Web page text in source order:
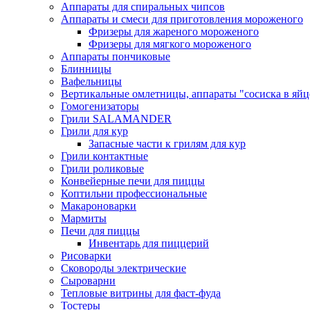
Аппараты для спиральных чипсов
Аппараты и смеси для приготовления мороженого
Фризеры для жареного мороженого
Фризеры для мягкого мороженого
Аппараты пончиковые
Блинницы
Вафельницы
Вертикальные омлетницы, аппараты "сосиска в
Гомогенизаторы
Грили SALAMANDER
Грили для кур
Запасные части к грилям для кур
Грили контактные
Грили роликовые
Конвейерные печи для пиццы
Коптильни профессиональные
Макароноварки
Мармиты
Печи для пиццы
Инвентарь для пиццерий
Рисоварки
Сковороды электрические
Сыроварни
Тепловые витрины для фаст-фуда
Тостеры